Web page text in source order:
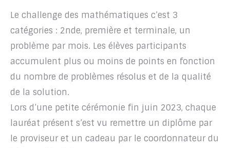
Le challenge des mathématiques c’est 3
catégories : 2nde, première et terminale, un
problème par mois. Les élèves participants
accumulent plus ou moins de points en fonction
du nombre de problèmes résolus et de la qualité
de la solution.
Lors d’une petite cérémonie fin juin 2023, chaque
lauréat présent s’est vu remettre un diplôme par
le proviseur et un cadeau par le coordonnateur du